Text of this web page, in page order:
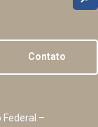
Contato
Federal –